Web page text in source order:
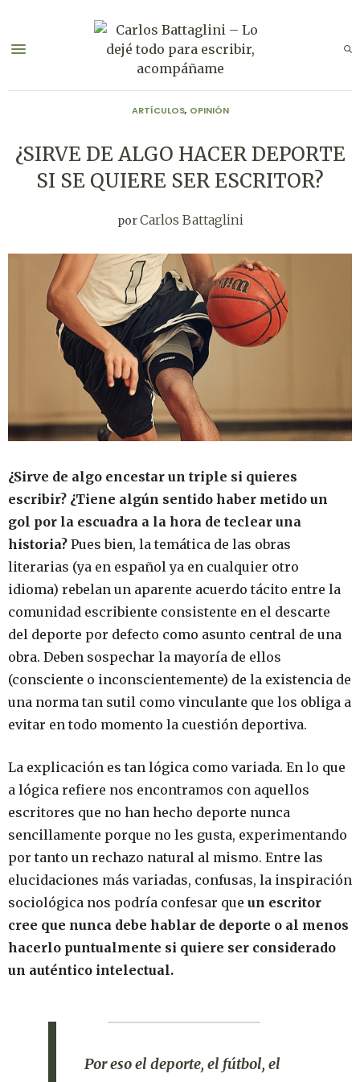
ARTÍCULOS, OPINIÓN
¿SIRVE DE ALGO HACER DEPORTE
SI SE QUIERE SER ESCRITOR?
porCarlos Battaglini
¿Sirve de algo encestar un triple si quieres
escribir? ¿Tiene algún sentido haber metido un
gol por la escuadra a la hora de teclear una
historia? Pues bien, la temática de las obras
literarias (ya en español ya en cualquier otro
idioma) rebelan un aparente acuerdo tácito entre la
comunidad escribiente consistente en el descarte
del deporte por defecto como asunto central de una
obra. Deben sospechar la mayoría de ellos
(consciente o inconscientemente) de la existencia de
una norma tan sutil como vinculante que los obliga a
evitar en todo momento la cuestión deportiva.
La explicación es tan lógica como variada. En lo que
a lógica refiere nos encontramos con aquellos
escritores que no han hecho deporte nunca
sencillamente porque no les gusta, experimentando
por tanto un rechazo natural al mismo. Entre las
elucidaciones más variadas, confusas, la inspiración
sociológica nos podría confesar que un escritor
cree que nunca debe hablar de deporte o al menos
hacerlo puntualmente si quiere ser considerado
un auténtico intelectual.
Por eso el deporte, el fútbol, el